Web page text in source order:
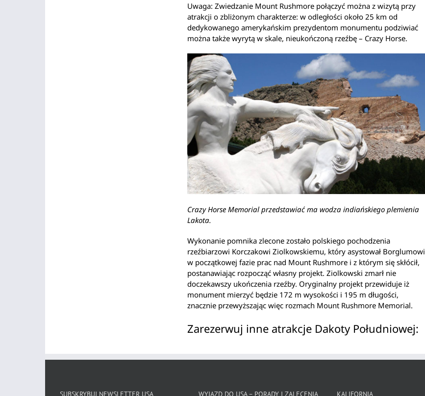
Uwaga: Zwiedzanie Mount Rushmore połączyć można z wizytą przy
atrakcji o zbliżonym charakterze: w odległości około 25 km od
dedykowanego amerykańskim prezydentom monumentu podziwiać
można także wyrytą w skale, nieukończoną rzeźbę – Crazy Horse.
Crazy Horse Memorial przedstawiać ma wodza indiańskiego plemienia
Lakota.
Wykonanie pomnika zlecone zostało polskiego pochodzenia
rzeźbiarzowi Korczakowi Ziolkowskiemu, który asystował Borglumowi
w początkowej fazie prac nad Mount Rushmore i z którym się skłócił,
postanawiając rozpocząć własny projekt. Ziolkowski zmarł nie
doczekawszy ukończenia rzeźby. Oryginalny projekt przewiduje iż
monument mierzyć będzie 172 m wysokości i 195 m długości,
znacznie przewyższając więc rozmach Mount Rushmore Memorial.
Zarezerwuj inne atrakcje Dakoty Południowej:
SUBSKRYBUJ NEWSLETTER USA WYJAZD DO USA – PORADY I ZALECENIA KALIFORNIA